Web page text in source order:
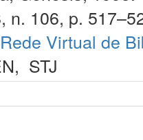
n. 106, p.
Rede Virtual de
, STJ